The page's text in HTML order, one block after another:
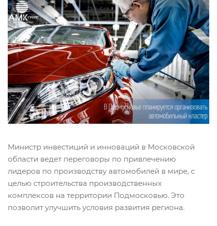
Министр инвестиций и инноваций в Московской
области ведет переговоры по привлечению
лидеров по производству автомобилей в мире, с
целью строительства производственных
комплексов на территории Подмосковью. Это
позволит улучшить условия развития региона.